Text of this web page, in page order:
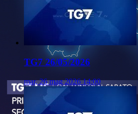
TG7 26/05/2026
mar, 26 mag 2026 14:00